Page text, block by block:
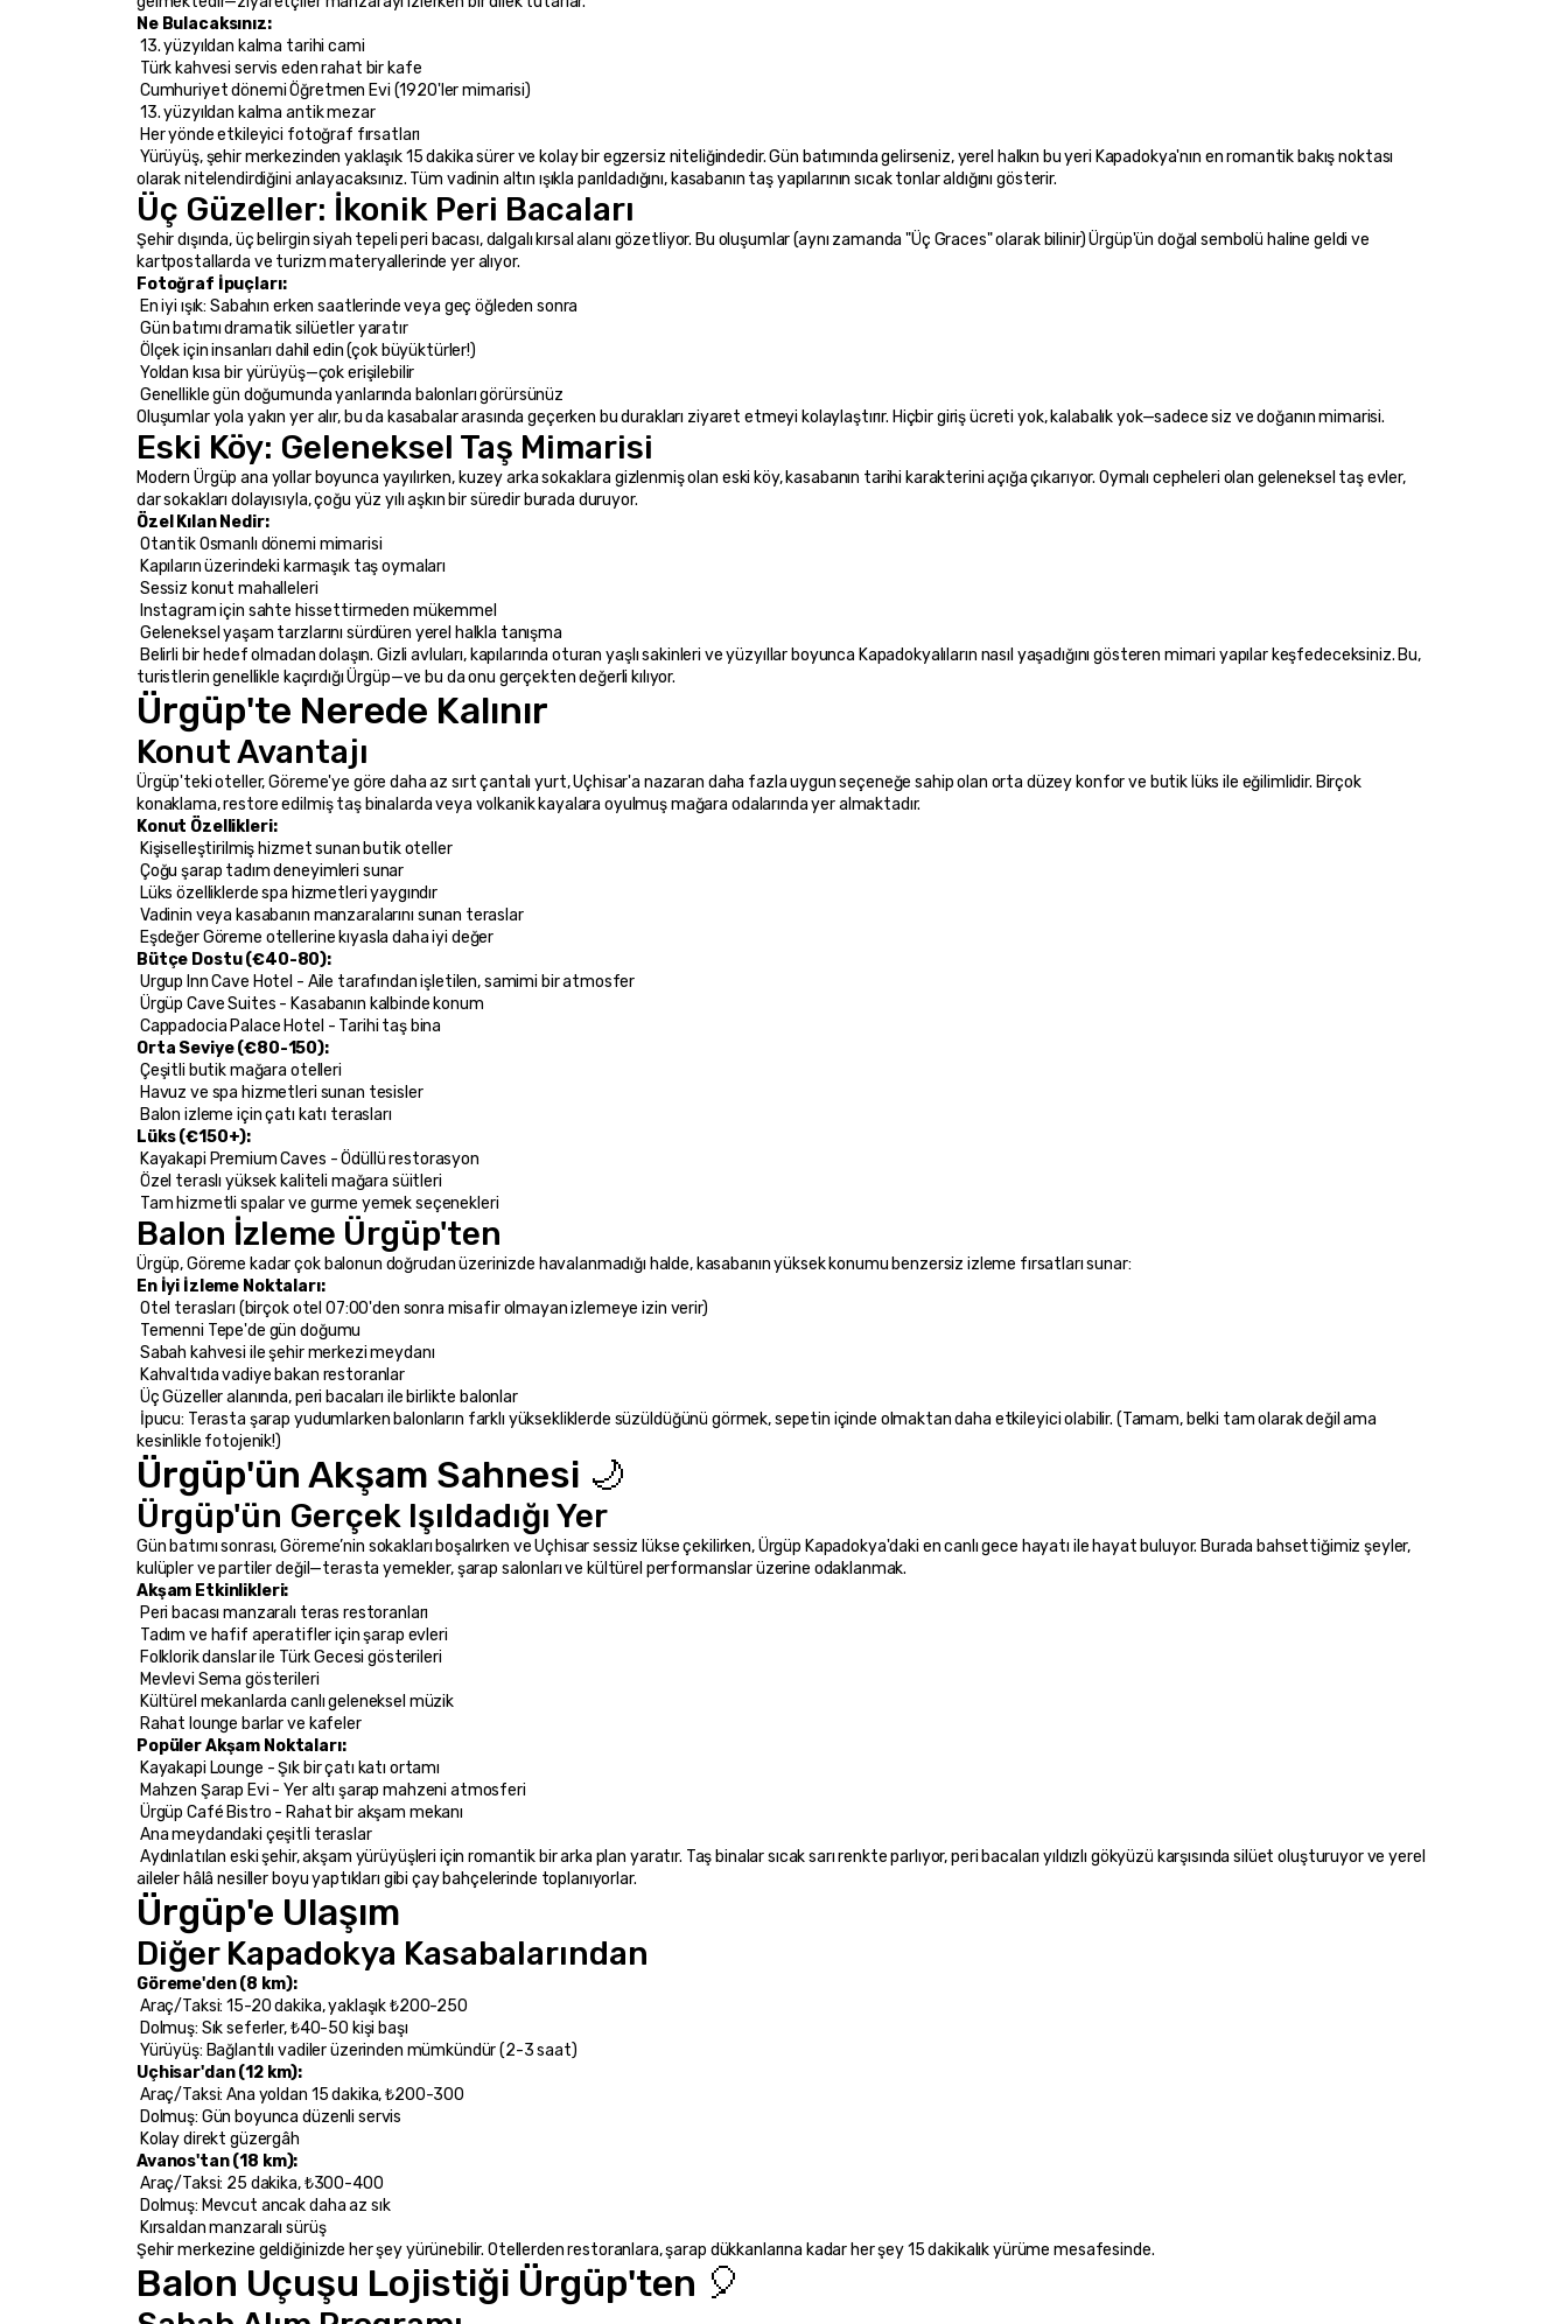
Ne Bulacaksınız:
13. yüzyıldan kalma tarihi cami
Türk kahvesi servis eden rahat bir kafe
Cumhuriyet dönemi Öğretmen Evi (1920'ler mimarisi)
13. yüzyıldan kalma antik mezar
Her yönde etkileyici fotoğraf fırsatları
olarak nitelendirdiğini anlayacaksınız. Tüm vadinin altın ışıkla parıldadığını, kasabanın taş yapılarının sıcak tonlar aldığını gösterir.
Üç Güzeller: İkonik Peri Bacaları
Şehir dışında, üç belirgin siyah tepeli peri bacası, dalgalı kırsal alanı gözetliyor. Bu oluşumlar (aynı zamanda "Üç Graces" olarak bilinir) Ürgüp'ün doğal sembolü haline geldi ve
kartpostallarda ve turizm materyallerinde yer alıyor.
Fotoğraf İpuçları:
En iyi ışık: Sabahın erken saatlerinde veya geç öğleden sonra
Gün batımı dramatik silüetler yaratır
Ölçek için insanları dahil edin (çok büyüktürler!)
Yoldan kısa bir yürüyüş—çok erişilebilir
Genellikle gün doğumunda yanlarında balonları görürsünüz
Oluşumlar yola yakın yer alır, bu da kasabalar arasında geçerken bu durakları ziyaret etmeyi kolaylaştırır. Hiçbir giriş ücreti yok, kalabalık yok—sadece siz ve doğanın mimarisi.
Eski Köy: Geleneksel Taş Mimarisi
Modern Ürgüp ana yollar boyunca yayılırken, kuzey arka sokaklara gizlenmiş olan eski köy, kasabanın tarihi karakterini açığa çıkarıyor. Oymalı cepheleri olan geleneksel taş evler,
dar sokakları dolayısıyla, çoğu yüz yılı aşkın bir süredir burada duruyor.
Özel Kılan Nedir:
Otantik Osmanlı dönemi mimarisi
Kapıların üzerindeki karmaşık taş oymaları
Sessiz konut mahalleleri
Instagram için sahte hissettirmeden mükemmel
Geleneksel yaşam tarzlarını sürdüren yerel halkla tanışma
turistlerin genellikle kaçırdığı Ürgüp—ve bu da onu gerçekten değerli kılıyor.
Ürgüp'te Nerede Kalınır
Konut Avantajı
Ürgüp'teki oteller, Göreme'ye göre daha az sırt çantalı yurt, Uçhisar'a nazaran daha fazla uygun seçeneğe sahip olan orta düzey konfor ve butik lüks ile eğilimlidir. Birçok
konaklama, restore edilmiş taş binalarda veya volkanik kayalara oyulmuş mağara odalarında yer almaktadır.
Konut Özellikleri:
Kişiselleştirilmiş hizmet sunan butik oteller
Çoğu şarap tadım deneyimleri sunar
Lüks özelliklerde spa hizmetleri yaygındır
Vadinin veya kasabanın manzaralarını sunan teraslar
Eşdeğer Göreme otellerine kıyasla daha iyi değer
Bütçe Dostu (€40-80):
Urgup Inn Cave Hotel - Aile tarafından işletilen, samimi bir atmosfer
Ürgüp Cave Suites - Kasabanın kalbinde konum
Cappadocia Palace Hotel - Tarihi taş bina
Orta Seviye (€80-150):
Çeşitli butik mağara otelleri
Havuz ve spa hizmetleri sunan tesisler
Balon izleme için çatı katı terasları
Lüks (€150+):
Kayakapi Premium Caves - Ödüllü restorasyon
Özel teraslı yüksek kaliteli mağara süitleri
Tam hizmetli spalar ve gurme yemek seçenekleri
Balon İzleme Ürgüp'ten
Ürgüp, Göreme kadar çok balonun doğrudan üzerinizde havalanmadığı halde, kasabanın yüksek konumu benzersiz izleme fırsatları sunar:
En İyi İzleme Noktaları:
Otel terasları (birçok otel 07:00'den sonra misafir olmayan izlemeye izin verir)
Temenni Tepe'de gün doğumu
Sabah kahvesi ile şehir merkezi meydanı
Kahvaltıda vadiye bakan restoranlar
Üç Güzeller alanında, peri bacaları ile birlikte balonlar
kesinlikle fotojenik!)
Ürgüp'ün Akşam Sahnesi 🌙
Ürgüp'ün Gerçek Işıldadığı Yer
Gün batımı sonrası, Göreme’nin sokakları boşalırken ve Uçhisar sessiz lükse çekilirken, Ürgüp Kapadokya'daki en canlı gece hayatı ile hayat buluyor. Burada bahsettiğimiz şeyler,
kulüpler ve partiler değil—terasta yemekler, şarap salonları ve kültürel performanslar üzerine odaklanmak.
Akşam Etkinlikleri:
Peri bacası manzaralı teras restoranları
Tadım ve hafif aperatifler için şarap evleri
Folklorik danslar ile Türk Gecesi gösterileri
Mevlevi Sema gösterileri
Kültürel mekanlarda canlı geleneksel müzik
Rahat lounge barlar ve kafeler
Popüler Akşam Noktaları:
Kayakapi Lounge - Şık bir çatı katı ortamı
Mahzen Şarap Evi - Yer altı şarap mahzeni atmosferi
Ürgüp Café Bistro - Rahat bir akşam mekanı
Ana meydandaki çeşitli teraslar
aileler hâlâ nesiller boyu yaptıkları gibi çay bahçelerinde toplanıyorlar.
Ürgüp'e Ulaşım
Diğer Kapadokya Kasabalarından
Göreme'den (8 km):
Araç/Taksi: 15-20 dakika, yaklaşık ₺200-250
Dolmuş: Sık seferler, ₺40-50 kişi başı
Yürüyüş: Bağlantılı vadiler üzerinden mümkündür (2-3 saat)
Uçhisar'dan (12 km):
Araç/Taksi: Ana yoldan 15 dakika, ₺200-300
Dolmuş: Gün boyunca düzenli servis
Kolay direkt güzergâh
Avanos'tan (18 km):
Araç/Taksi: 25 dakika, ₺300-400
Dolmuş: Mevcut ancak daha az sık
Kırsaldan manzaralı sürüş
Şehir merkezine geldiğinizde her şey yürünebilir. Otellerden restoranlara, şarap dükkanlarına kadar her şey 15 dakikalık yürüme mesafesinde.
Balon Uçuşu Lojistiği Ürgüp'ten 🎈